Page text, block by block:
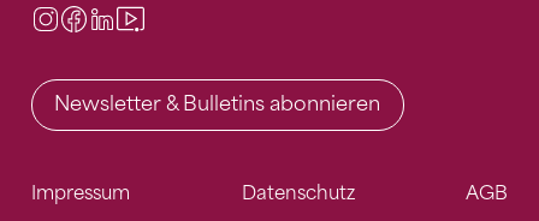
Instagram
Facebook
LinkedIn
Newsletter & Bulletins abonnieren
Impressum Datenschutz AGB